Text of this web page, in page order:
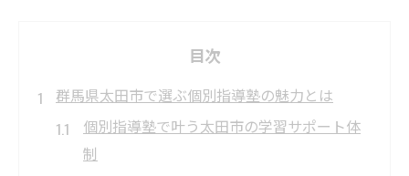
目次
群馬県太田市で選ぶ個別指導塾の魅力とは
個別指導塾で叶う太田市の学習サポート体
制